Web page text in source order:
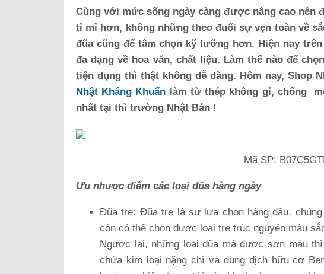
Cùng với mức sống ngày càng được nâng cao nên
tỉ mỉ hơn, không những theo đuổi sự vẹn toàn về
đũa cũng để tâm chọn kỹ lưỡng hơn. Hiện nay
đa dạng về hoa văn, chất liệu. Làm thế nào để
tiện dụng thì thật không dễ dàng. Hôm nay, Shop
Nhật Kháng Khuẩn làm từ thép không gỉ, chống
nhất tại thì trường Nhật Bản !
Mã SP:
Ưu nhược điểm các loại đũa hàng ngày
Đũa tre: Đũa tre là sự lựa chọn hàng đầu,
còn có thể chọn được loại tre trúc nguyên màu
Ngược lại, những loại đũa mà được sơn màu
chứa kim loại nặng chì và dung dịch hữu cơ